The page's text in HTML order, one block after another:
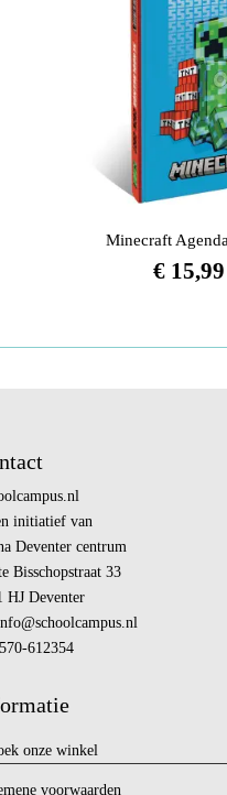
Minecraft
€ 15,99
initiatief van
Deventer centrum
Bisschopstraat 33
HJ Deventer
schoolcampus.nl
612354
onze winkel
voorwaarden